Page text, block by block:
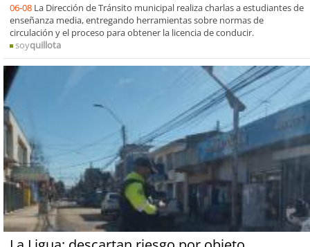
06-08 La Dirección de Tránsito municipal realiza charlas a estudiantes de
enseñanza media, entregando herramientas sobre normas de
circulación y el proceso para obtener la licencia de conducir.
soyquillota